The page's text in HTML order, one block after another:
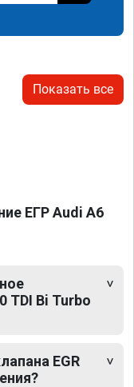
Показать все
ЕГР Audi A6
TDI Bi Turbo
EGR